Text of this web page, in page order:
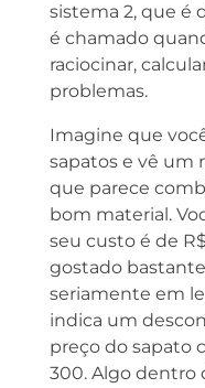
sistema 2, que é
é chamado
raciocinar,
problemas.
Imagine que
sapatos e vê um
que parece
bom material.
seu custo é de
gostado
seriamente em
indica um
preço do sapato
300. Algo dentro